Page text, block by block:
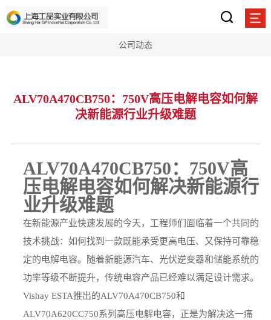
公司动态
ALV70A470CB750：750V高压电解电容如何解
决新能源行业升级难题
ALV70A470CB750：750V高
压电解电容如何解决新能源行
业升级难题
在新能源产业快速发展的今天，工程师们面临着一个共同的
技术挑战：如何找到一款既能承受更高电压、又保持可靠稳
定的电解电容。随着新能源汽车、光伏逆变器和储能系统的
功率等级不断提升，传统电容产品已经难以满足设计需求。
Vishay ESTA推出的ALV70A470CB750和
ALV70A620CC750系列高压电解电容，正是为解决这一痛